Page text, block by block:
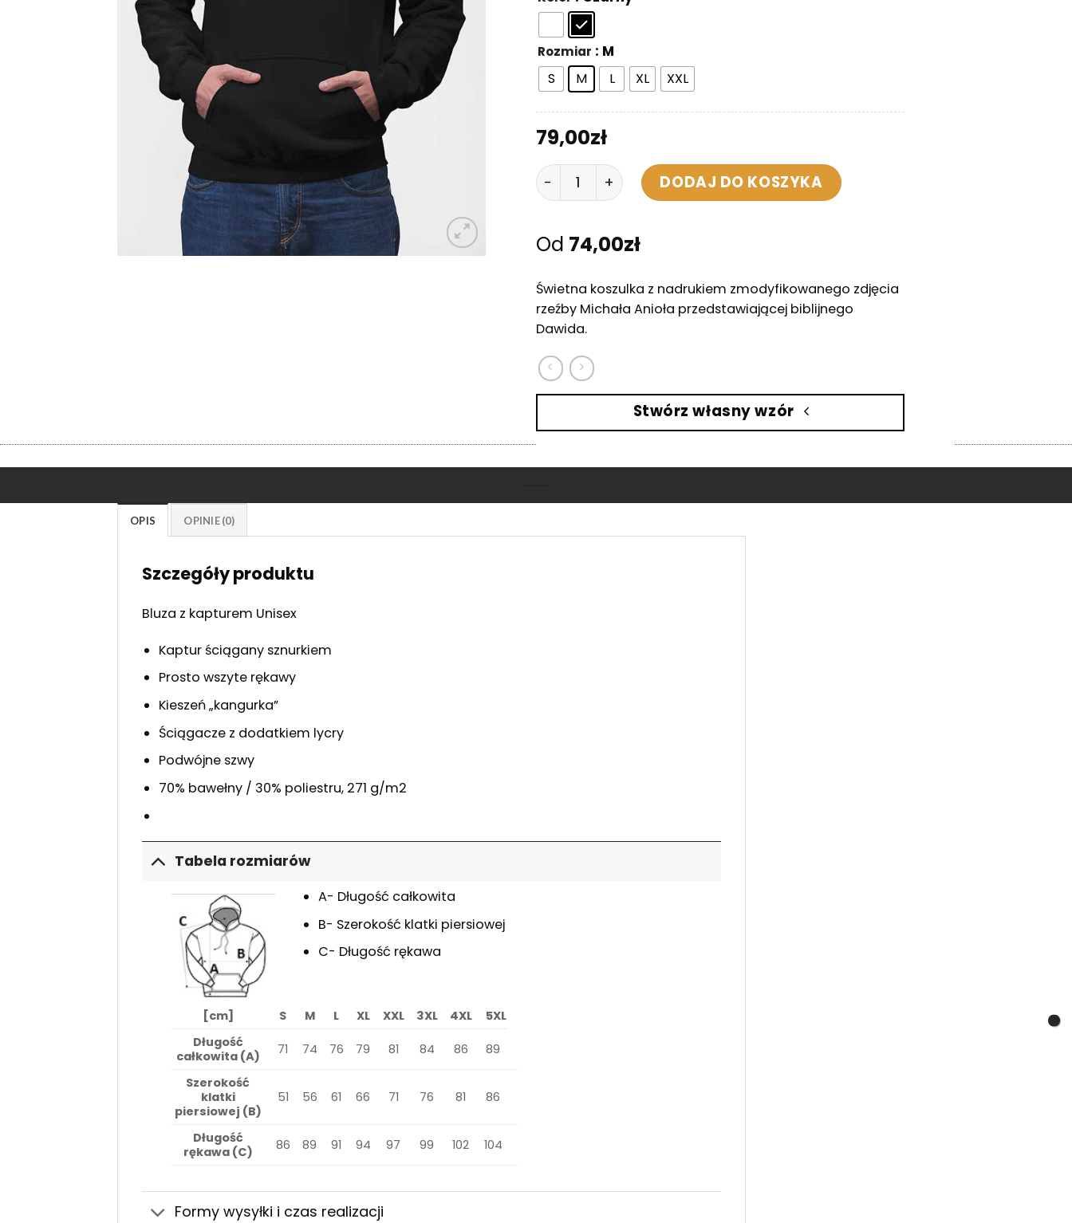
Rozmiar : M
S M L XL XXL
79,00zł
ilość Bluza z Kapturem - Przynajmniej mój pies mnie kocha
DODAJ DO KOSZYKA
Od 74,00zł
Świetna koszulka z nadrukiem zmodyfikowanego zdjęcia
rzeźby Michała Anioła przedstawiającej biblijnego
Dawida.
Stwórz własny wzór
OPIS OPINIE (0)
Szczegóły produktu
Bluza z kapturem Unisex
Kaptur ściągany sznurkiem
Prosto wszyte rękawy
Kieszeń „kangurka”
Ściągacze z dodatkiem lycry
Podwójne szwy
70% bawełny / 30% poliestru, 271 g/m2
Tabela rozmiarów
A- Długość całkowita
B- Szerokość klatki piersiowej
C- Długość rękawa
[cm] S M L XL XXL 3XL 4XL
5XL
Długość
całkowita (A)
71 74 76 79 81 84 86 89
Szerokość
klatki
piersiowej (B)
51 56 61 66 71 76 81 86
Długość
rękawa (C)
86 89 91 94 97 99 102 104
Formy wysyłki i czas realizacji